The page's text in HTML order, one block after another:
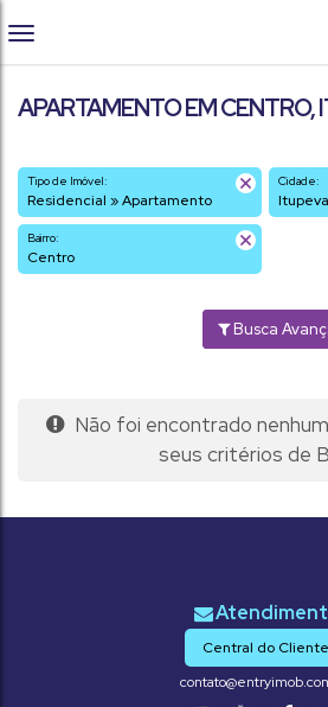
APARTAMENTO EM CENTRO,
Tipo de Imóvel:
Residencial » Apartamento
Cidade:
Itupeva
Bairro:
Centro
Busca
Não foi encontrado
seus critérios de
Central do Cliente